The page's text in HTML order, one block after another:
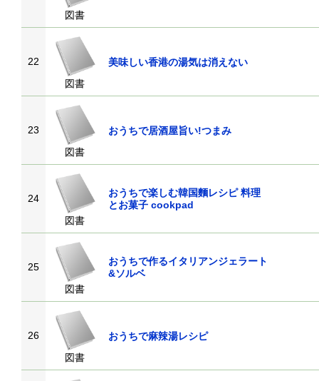
図書
22
図書
美味しい香港の湯気は消えない
23
図書
おうちで居酒屋旨い!つまみ
24
図書
おうちで楽しむ韓国麵レシピ 料理
とお菓子 cookpad
25
図書
おうちで作るイタリアンジェラート
&ソルベ
26
図書
おうちで麻辣湯レシピ